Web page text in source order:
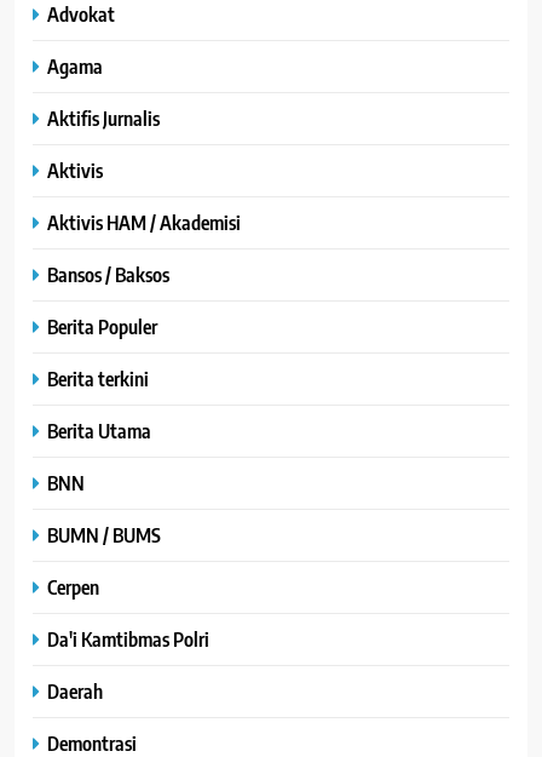
Advokat
Agama
Aktifis Jurnalis
Aktivis
Aktivis HAM / Akademisi
Bansos / Baksos
Berita Populer
Berita terkini
Berita Utama
BNN
BUMN / BUMS
Cerpen
Da'i Kamtibmas Polri
Daerah
Demontrasi